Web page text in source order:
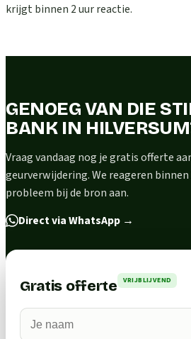
krijgt binnen 2 uur reactie.
GENOEG VAN DIE
BANK IN
Vraag vandaag nog je gratis offerte
geurverwijdering. We reageren
probleem bij de bron aan.
Direct via WhatsApp →
Gratis offerte VRIJBLIJVEND